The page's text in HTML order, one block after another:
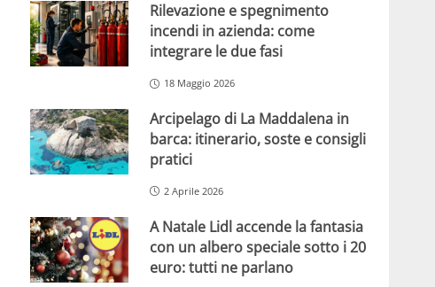
Rilevazione e spegnimento
incendi in azienda: come
integrare le due fasi
18 Maggio 2026
Arcipelago di La Maddalena in
barca: itinerario, soste e consigli
pratici
2 Aprile 2026
A Natale Lidl accende la fantasia
con un albero speciale sotto i 20
euro: tutti ne parlano